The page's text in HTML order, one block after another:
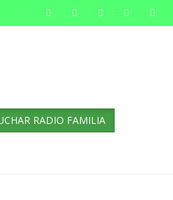
RADIO FAMILIA